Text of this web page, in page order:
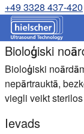
+49 3328 437-420
Bioloģiski
Bioloģiski
nepārtrauktā,
viegli veikt
Ievads